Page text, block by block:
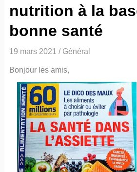
nutrition à la
bonne santé
19 mars 2021 / Général
Bonjour les amis,